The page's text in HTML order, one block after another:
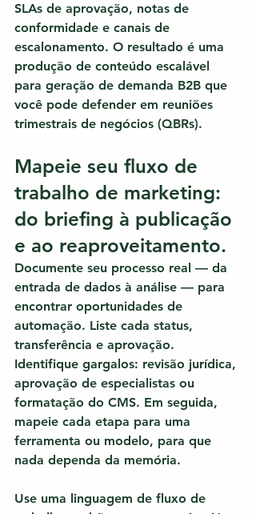
SLAs de aprovação, notas de
conformidade e canais de
escalonamento. O resultado é uma
produção de conteúdo escalável
para geração de demanda B2B que
você pode defender em reuniões
trimestrais de negócios (QBRs).
Mapeie seu fluxo de
trabalho de marketing:
do briefing à publicação
e ao reaproveitamento.
Documente seu processo real — da
entrada de dados à análise — para
encontrar oportunidades de
automação. Liste cada status,
transferência e aprovação.
Identifique gargalos: revisão jurídica,
aprovação de especialistas ou
formatação do CMS. Em seguida,
mapeie cada etapa para uma
ferramenta ou modelo, para que
nada dependa da memória.
Use uma linguagem de fluxo de